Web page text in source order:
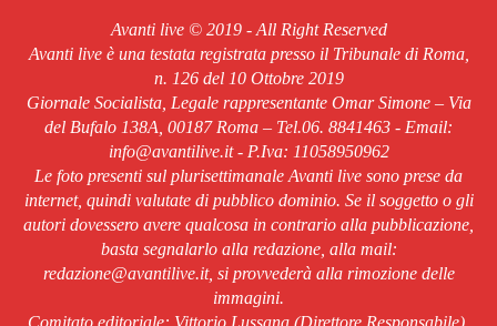
Avanti live © 2019 - All Right Reserved
Avanti live è una testata registrata presso il Tribunale di Roma,
n. 126 del 10 Ottobre 2019
Giornale Socialista, Legale rappresentante Omar Simone – Via
del Bufalo 138A, 00187 Roma – Tel.06. 8841463 - Email:
info@avantilive.it - P.Iva: 11058950962
Le foto presenti sul plurisettimanale Avanti live sono prese da
internet, quindi valutate di pubblico dominio. Se il soggetto o gli
autori dovessero avere qualcosa in contrario alla pubblicazione,
basta segnalarlo alla redazione, alla mail:
redazione@avantilive.it, si provvederà alla rimozione delle
immagini.